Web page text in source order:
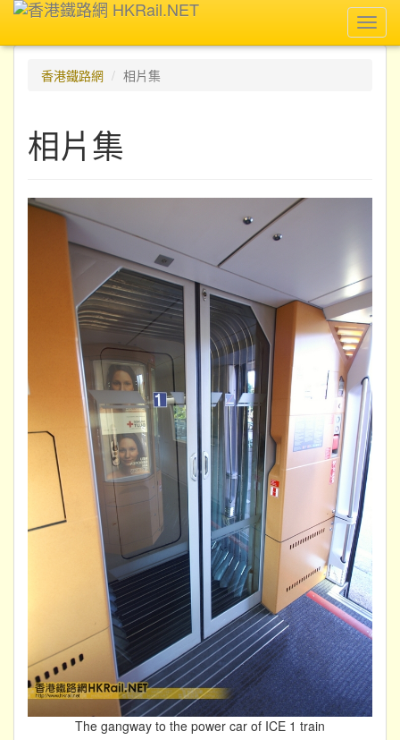
香港鐵路網
相片集
相片集
The gangway to the power car of ICE 1 train